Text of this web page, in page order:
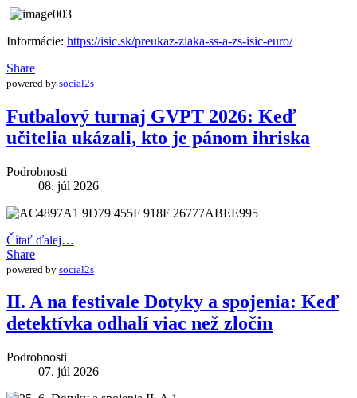
Informácie: https://isic.sk/preukaz-ziaka-ss-a-zs-isic-euro/
Share
powered by social2s
Futbalový turnaj GVPT 2026: Keď
učitelia ukázali, kto je pánom ihriska
Podrobnosti
08. júl 2026
Čítať ďalej…
Share
powered by social2s
II. A na festivale Dotyky a spojenia: Keď
detektívka odhalí viac než zločin
Podrobnosti
07. júl 2026